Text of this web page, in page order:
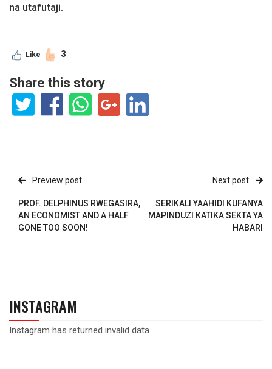
na utafutaji.
Like 3
Share this story
Preview post
PROF. DELPHINUS RWEGASIRA,
AN ECONOMIST AND A HALF
GONE TOO SOON!
Next post
SERIKALI YAAHIDI KUFANYA
MAPINDUZI KATIKA SEKTA YA
HABARI
INSTAGRAM
Instagram has returned invalid data.